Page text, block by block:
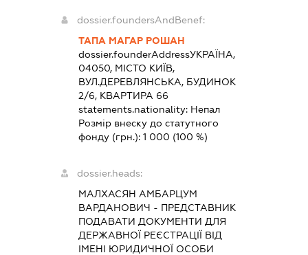
dossier.foundersAndBenef:
ТАПА МАГАР РОШАН
dossier.founderAddressУКРАЇНА,
04050, МІСТО КИЇВ,
ВУЛ.ДЕРЕВЛЯНСЬКА, БУДИНОК
2/6, КВАРТИРА 66
statements.nationality: Непал
Розмір внеску до статутного
фонду (грн.):1 000 (100 %)
dossier.heads:
МАЛХАСЯН АМБАРЦУМ
ВАРДАНОВИЧ - ПРЕДСТАВНИК
ПОДАВАТИ ДОКУМЕНТИ ДЛЯ
ДЕРЖАВНОЇ РЕЄСТРАЦІЇ ВІД
ІМЕНІ ЮРИДИЧНОЇ ОСОБИ